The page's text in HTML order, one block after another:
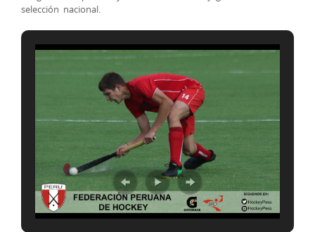
selección nacional.